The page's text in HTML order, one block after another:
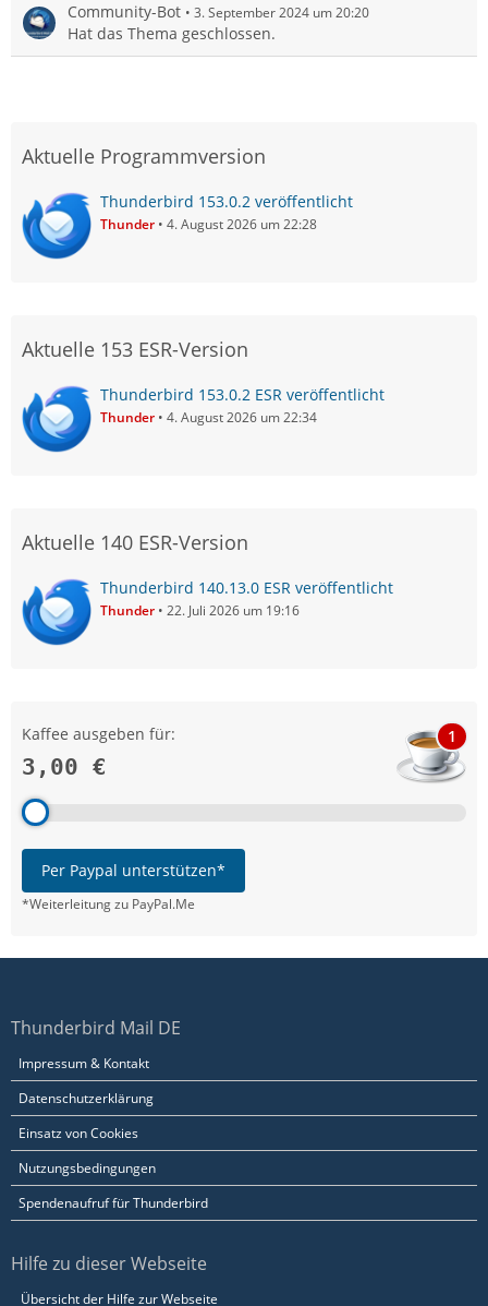
Community-Bot 3. September 2024 um 20:20
Hat das Thema geschlossen.
Aktuelle Programmversion
Thunderbird 153.0.2 veröffentlicht
Thunder 4. August 2026 um 22:28
Aktuelle 153 ESR-Version
Thunderbird 153.0.2 ESR veröffentlicht
Thunder 4. August 2026 um 22:34
Aktuelle 140 ESR-Version
Thunderbird 140.13.0 ESR veröffentlicht
Thunder 22. Juli 2026 um 19:16
Kaffee ausgeben für:
3,00 €
1
Per Paypal unterstützen*
*Weiterleitung zu PayPal.Me
Thunderbird Mail DE
Impressum & Kontakt
Datenschutzerklärung
Einsatz von Cookies
Nutzungsbedingungen
Spendenaufruf für Thunderbird
Hilfe zu dieser Webseite
Übersicht der Hilfe zur Webseite